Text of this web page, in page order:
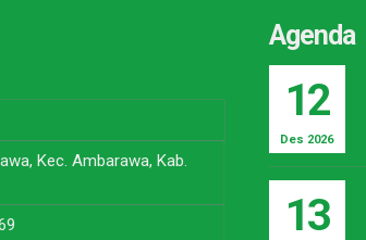
Kec. Ambarawa, Kab.
Agenda
12
Des 2026
13